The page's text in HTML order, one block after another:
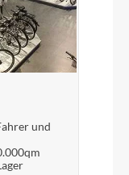
AA-6061-
Aluminium
und